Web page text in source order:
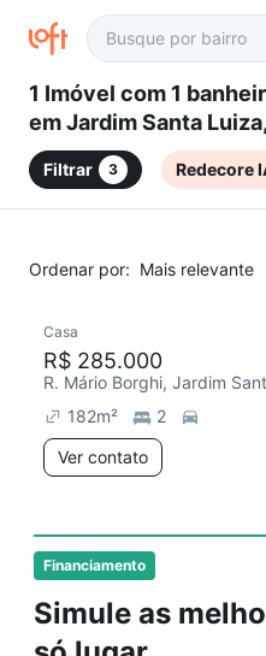
1 Imóvel com 1 banheiro à
em Jardim Santa Luiza,
Sorocaba, SP
Filtrar 3 Redecore
Ordenar por: Mais relevante
Financiamento
Simule as
Casa
R$ 285.000
R. Mário Borghi, Jardim
182m²
2
Ver contato